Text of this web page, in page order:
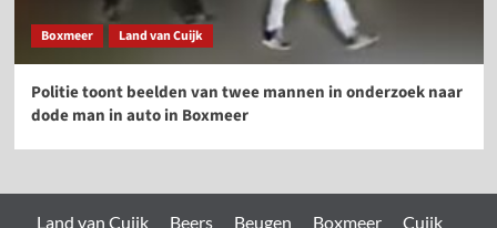
Boxmeer Land van Cuijk
Politie toont beelden van twee mannen in onderzoek naar
dode man in auto in Boxmeer
Land van Cuijk Beers Beugen Boxmeer Cuijk